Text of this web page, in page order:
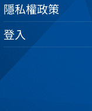
隱私權政策
登入